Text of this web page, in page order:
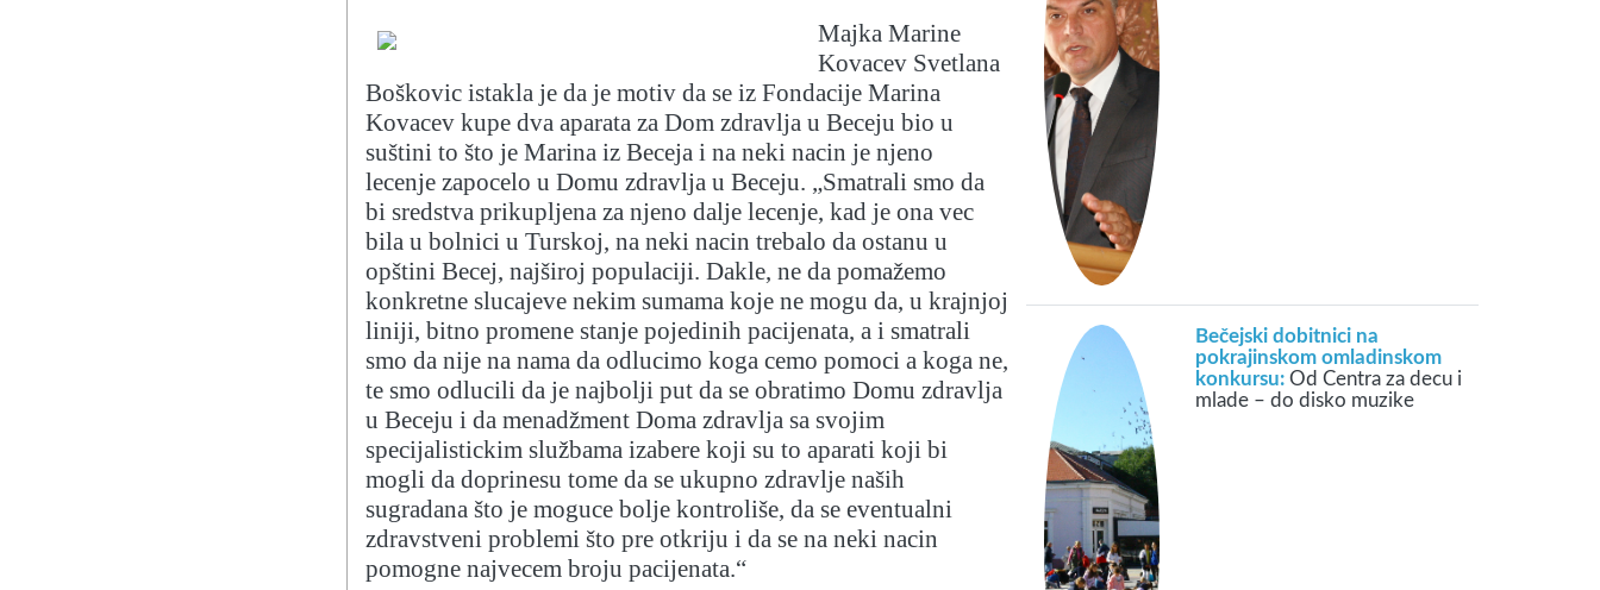
Majka Marine
Kovacev Svetlana
Boškovic istakla je da je motiv da se iz Fondacije Marina
Kovacev kupe dva aparata za Dom zdravlja u Beceju bio u
suštini to što je Marina iz Beceja i na neki nacin je njeno
lecenje zapocelo u Domu zdravlja u Beceju. „Smatrali smo da
bi sredstva prikupljena za njeno dalje lecenje, kad je ona vec
bila u bolnici u Turskoj, na neki nacin trebalo da ostanu u
opštini Becej, najširoj populaciji. Dakle, ne da pomažemo
konkretne slucajeve nekim sumama koje ne mogu da, u krajnjoj
liniji, bitno promene stanje pojedinih pacijenata, a i smatrali
smo da nije na nama da odlucimo koga cemo pomoci a koga ne,
te smo odlucili da je najbolji put da se obratimo Domu zdravlja
u Beceju i da menadžment Doma zdravlja sa svojim
specijalistickim službama izabere koji su to aparati koji bi
mogli da doprinesu tome da se ukupno zdravlje naših
sugradana što je moguce bolje kontroliše, da se eventualni
zdravstveni problemi što pre otkriju i da se na neki nacin
pomogne najvecem broju pacijenata.“
Bečejski dobitnici na
pokrajinskom omladinskom
konkursu: Od Centra za decu i
mlade – do disko muzike